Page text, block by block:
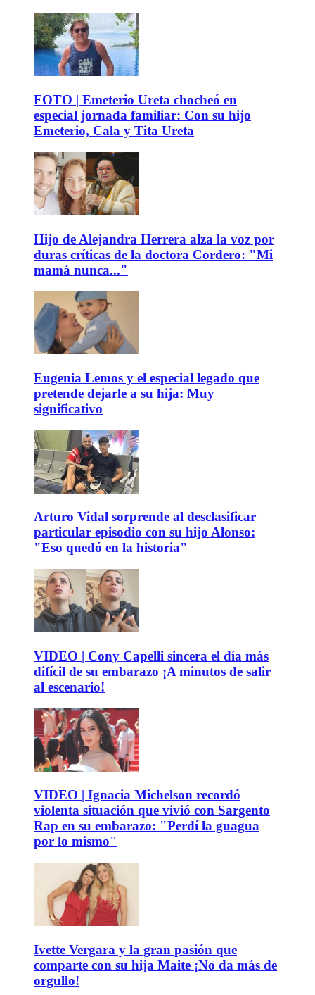
FOTO | Emeterio Ureta chocheó en
especial jornada familiar: Con su hijo
Emeterio, Cala y Tita Ureta
Hijo de Alejandra Herrera alza la voz por
duras críticas de la doctora Cordero: "Mi
mamá nunca..."
Eugenia Lemos y el especial legado que
pretende dejarle a su hija: Muy
significativo
Arturo Vidal sorprende al desclasificar
particular episodio con su hijo Alonso:
"Eso quedó en la historia"
VIDEO | Cony Capelli sincera el día más
difícil de su embarazo ¡A minutos de salir
al escenario!
VIDEO | Ignacia Michelson recordó
violenta situación que vivió con Sargento
Rap en su embarazo: "Perdí la guagua
por lo mismo"
Ivette Vergara y la gran pasión que
comparte con su hija Maite ¡No da más de
orgullo!